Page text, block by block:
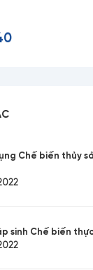
Chế biến thủy
sinh Chế biến